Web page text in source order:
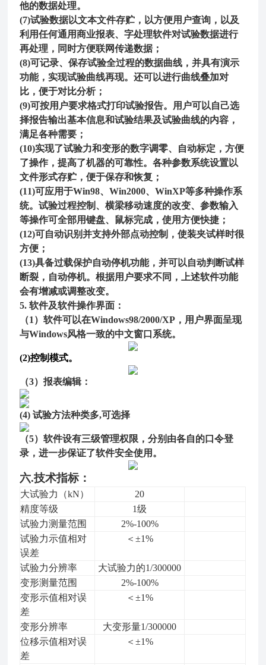
他的数据处理。
(7)试验数据以文本文件存贮，以方便用户查询，以及
利用任何通用商业报表、字处理软件对试验数据进行
再处理，同时方便联网传递数据；
(8)可记录、保存试验全过程的数据曲线，并具有演示
功能，实现试验曲线再现。还可以进行曲线叠加对
比，便于对比分析；
(9)可按用户要求格式打印试验报告。用户可以自己选
择报告输出基本信息和试验结果及试验曲线的内容，
满足各种需要；
(10)实现了试验力和变形的数字调零、自动标定，方便
了操作，提高了机器的可靠性。各种参数系统设置以
文件形式存贮，便于保存和恢复；
(11)可应用于Win98、Win2000、WinXP等多种操作系
统。试验过程控制、横梁移动速度的改变、参数输入
等操作可全部用键盘、鼠标完成，使用方便快捷；
(12)可自动识别并支持外部点动控制，使装夹试样时很
方便；
(13)具备过载保护自动停机功能，并可以自动判断试样
断裂，自动停机。根据用户要求不同，上述软件功能
会有增减或调整改变。
5. 软件及软件操作界面：
（1）软件可以在Windows98/2000/XP，用户界面呈现
与Windows风格一致的中文窗口系统。
(2)控制模式。
（3）报表编辑：
(4)试验方法种类多,可选择
（5）软件设有三级管理权限，分别由各自的口令登
录 ，进一步保证了软件安全使用 。
六.技术指标：
大试验力 （kN）
20
精度等级
1级
试验力测量范围
2%-100%
试验力示值相对
误差
＜±1%
试验力分辨率 大试验力的1/300000
变形测量范围
2%-100%
变形示值相对误
差
＜±1%
变形分辨率
大变形量1/300000
位移示值相对误
差
＜±1%